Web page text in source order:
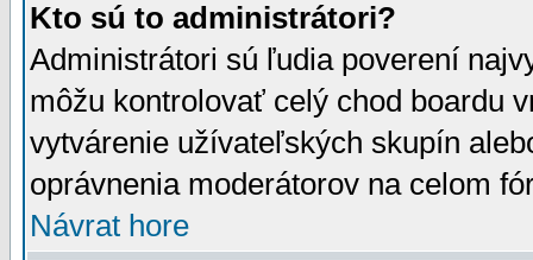
Kto sú to administrátori?
Administrátori sú ľudia poverení
môžu kontrolovať celý chod boardu
vytvárenie užívateľských skupín
oprávnenia moderátorov na celom
Návrat hore